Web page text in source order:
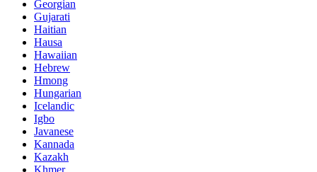
Georgian
Gujarati
Haitian
Hausa
Hawaiian
Hebrew
Hmong
Hungarian
Icelandic
Igbo
Javanese
Kannada
Kazakh